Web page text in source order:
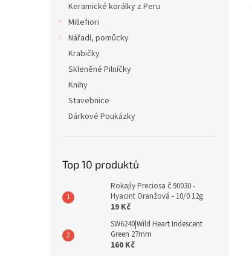
Keramické korálky z Peru
Millefiori
Nářadí, pomůcky
Krabičky
Skleněné Pilníčky
Knihy
Stavebnice
Dárkové Poukázky
Top 10 produktů
Rokajly Preciosa č.90030 -
Hyacint Oranžová - 10/0 12g
19 Kč
SW6240|Wild Heart Iridescent
Green 27mm
160 Kč